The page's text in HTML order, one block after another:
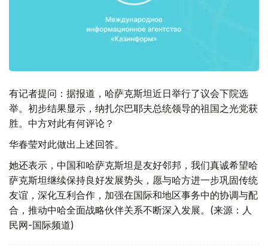
有记者提问：据报道，哈萨克斯坦近日举行了议会下院选
举。初步结果显示，纳扎尔巴耶夫总统领导的祖国之光党获
胜。中方对此有何评论？
华春莹对此做出上述回答。
她还表示，中国和哈萨克斯坦是友好邻邦，我们真诚希望哈
萨克斯坦继续保持良好发展势头，愿与哈方进一步巩固传统
友谊，深化互利合作，加强在国际和地区事务中的协调与配
合，推动中哈全面战略伙伴关系不断深入发展。(来源：人
民网-国际频道)